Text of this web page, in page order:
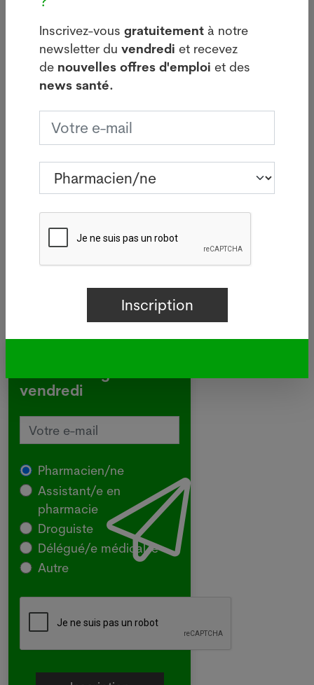
nouveau cas de
légionellose n'a été
signalé mardi à
Bâle-Ville après la
flambée des deux
dernières semaines.
identifiée
première
le pays
vendredi
Pharmacien/ne
Assistant/e en
pharmacie
Droguiste
Délégué/e médical/e
Autre
Inscrivez-vous gratuitement à notre
newsletter du vendredi et recevez
de nouvelles offres d'emploi et des
news santé.